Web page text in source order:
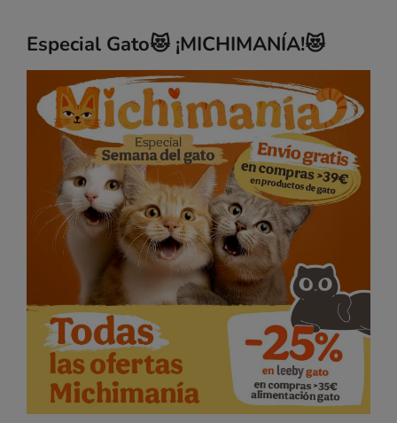
Especial Gato😻 ¡MICHIMANÍA!😻